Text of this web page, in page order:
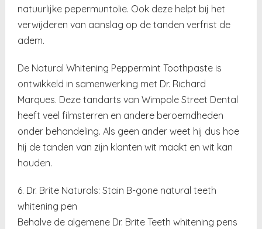
natuurlijke pepermuntolie. Ook deze helpt bij het
verwijderen van aanslag op de tanden verfrist de
adem.
De Natural Whitening Peppermint Toothpaste is
ontwikkeld in samenwerking met Dr. Richard
Marques. Deze tandarts van Wimpole Street Dental
heeft veel filmsterren en andere beroemdheden
onder behandeling. Als geen ander weet hij dus hoe
hij de tanden van zijn klanten wit maakt en wit kan
houden.
6. Dr. Brite Naturals: Stain B-gone natural teeth
whitening pen
Behalve de algemene Dr. Brite Teeth whitening pens